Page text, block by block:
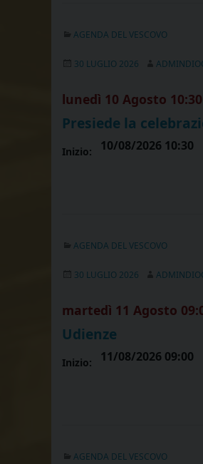
AGENDA DEL VESCOVO
30 LUGLIO 2026
lunedì 10 Agosto 10:30
Presiede la
Inizio: 10/08/2026 10:30
AGENDA DEL VESCOVO
30 LUGLIO 2026
martedì 11 Agosto
Udienze
Inizio: 11/08/2026 09:00
AGENDA DEL VESCOVO